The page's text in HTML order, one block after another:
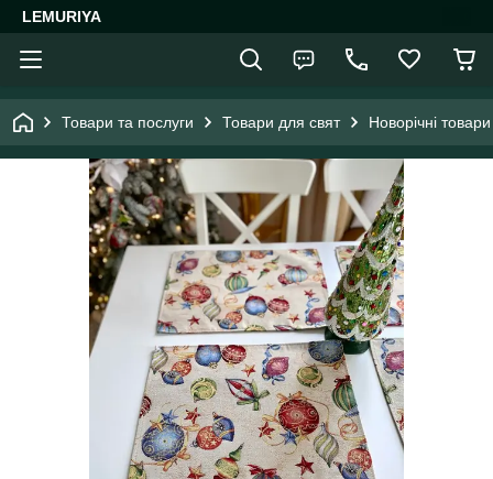
LEMURIYA
Товари та послуги Товари для свят Новорічні товари